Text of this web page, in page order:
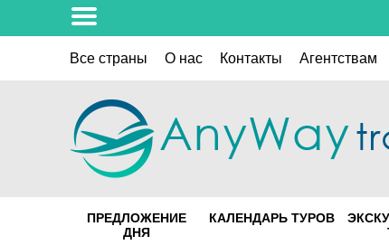
Все страны О нас Контакты Aгентствам
ПРЕДЛОЖЕНИЕ
ДНЯ
КАЛЕНДАРЬ ТУРОВ